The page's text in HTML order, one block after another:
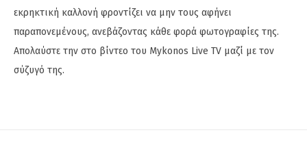
εκρηκτική καλλονή φροντίζει να μην τους αφήνει
παραπονεμένους, ανεβάζοντας κάθε φορά φωτογραφίες της.
Απολαύστε την στο βίντεο του Mykonos Live TV μαζί με τον
σύζυγό της.